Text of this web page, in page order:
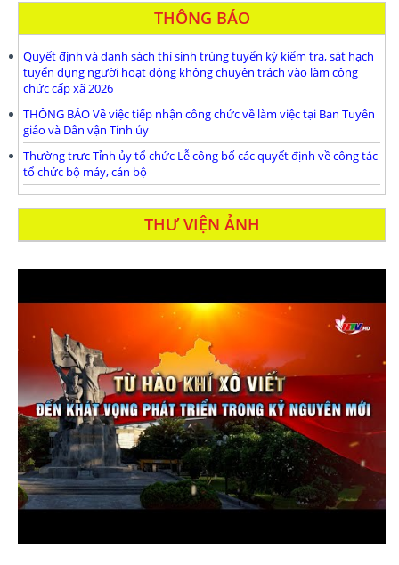
THÔNG BÁO
Quyết định và danh sách thí sinh trúng tuyển kỳ kiểm tra, sát hạch
tuyển dụng người hoạt động không chuyên trách vào làm công
chức cấp xã 2026
THÔNG BÁO Về việc tiếp nhận công chức về làm việc tại Ban Tuyên
giáo và Dân vận Tỉnh ủy
Thường trưc Tỉnh ủy tổ chức Lễ công bố các quyết định về công tác
tổ chức bộ máy, cán bộ
THƯ VIỆN ẢNH